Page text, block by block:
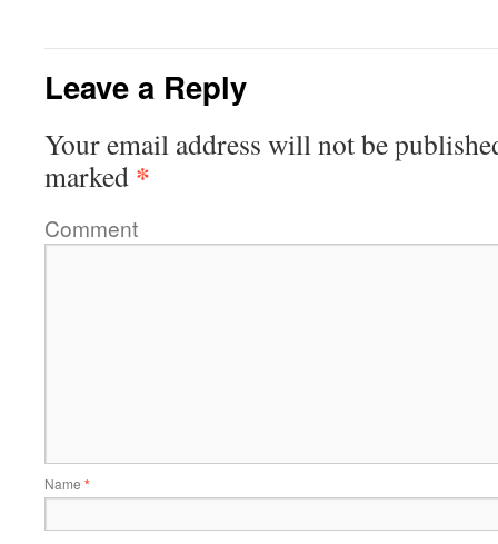
Leave a Reply
Your email address will not be
marked *
Comment
Name *